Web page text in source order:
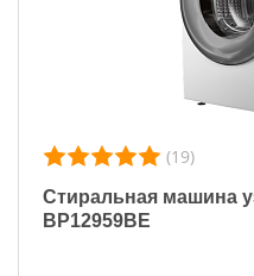
(19)
Стиральная машина
BP12959BE